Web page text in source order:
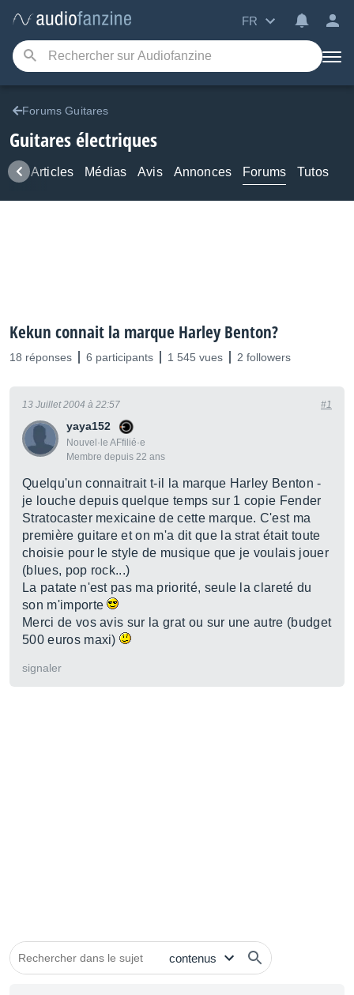
FR
Forums Guitares
Guitares électriques
Articles Médias Avis Annonces Forums Tutos
Kekun connait la marque Harley Benton?
18 réponses 6 participants 1 545 vues 2 followers
yaya152
Nouvel·le AFfilié·e
Membre depuis 22 ans
13 Juillet 2004 à 22:57 #1
Quelqu'un connaitrait t-il la marque Harley Benton -
je louche depuis quelque temps sur 1 copie Fender
Stratocaster mexicaine de cette marque. C'est ma
première guitare et on m'a dit que la strat était toute
choisie pour le style de musique que je voulais jouer
(blues, pop rock...)
La patate n'est pas ma priorité, seule la clareté du
son m'importe
Merci de vos avis sur la grat ou sur une autre (budget
500 euros maxi)
signaler